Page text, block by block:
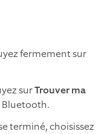
fermement sur
surTrouver ma
Bluetooth.
terminé, choisissez